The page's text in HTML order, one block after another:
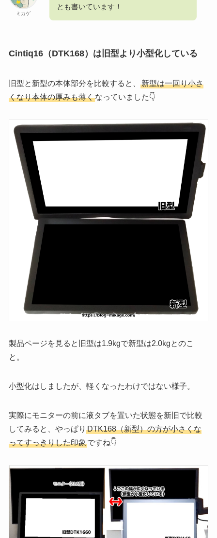
ミカゲ
とも書いています！
Cintiq16（DTK168）は旧型より小型化している
旧型と新型の本体部分を比較すると、
新型は一回り小さ
くなり本体の厚みも薄くなっていました👇
製品ページを見ると旧型は1.9kgで新型は2.0kgとのこ
と。
小型化はしましたが、軽くなったわけではない様子。
実際にモニターの前に液タブを置いた状態を新旧で比較
してみると、やっぱり DTK168（新型）の方が小さくな
ってすっきりした印象ですね👇